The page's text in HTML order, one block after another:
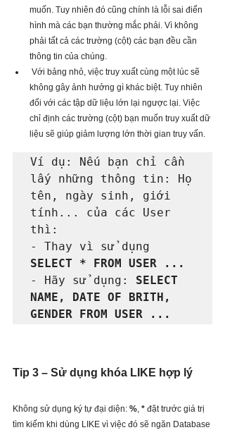
muốn. Tuy nhiên đó cũng chính là lỗi sai điển
hình mà các bạn thường mắc phải. Vì không
phải tất cả các trường (cột) các bạn đều cần
thông tin của chúng.
không gây ảnh hưởng gì khác biệt. Tuy nhiên
đối với các tập dữ liệu lớn lại ngược lại. Việc
chỉ định các trường (cột) bạn muốn truy xuất dữ
liệu sẽ giúp giảm lượng lớn thời gian truy vấn.
Ví dụ: Nếu bạn chỉ cần
lấy những thông tin: Họ
tên, ngày sinh, giới
tính... của các User
thì:
SELECT * FROM USER ...
- Hãy sử dụng: SELECT
NAME, DATE OF BRITH,
GENDER FROM USER ...
Tip 3 – Sử dụng khóa LIKE hợp lý
Không sử dụng ký tự đại diện: %, * đặt trước giá trị
tìm kiếm khi dùng LIKE vì việc đó sẽ ngăn Database